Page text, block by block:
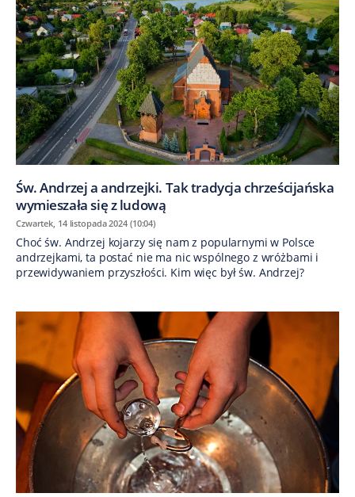
Św. Andrzej a andrzejki. Tak tradycja chrześcijańska
wymieszała się z ludową
Czwartek, 14 listopada 2024 (10:04)
Choć św. Andrzej kojarzy się nam z popularnymi w Polsce
andrzejkami, ta postać nie ma nic wspólnego z wróżbami i
przewidywaniem przyszłości. Kim więc był św. Andrzej?